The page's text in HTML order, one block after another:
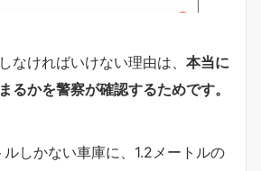
なければいけない理由は、 本当に
るかを警察が確認するためです。
しかない車庫に、1.2メートルの